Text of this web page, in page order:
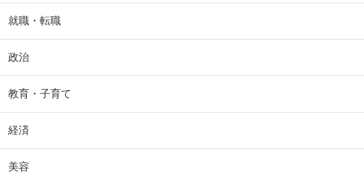
就職・転職
政治
教育・子育て
経済
美容